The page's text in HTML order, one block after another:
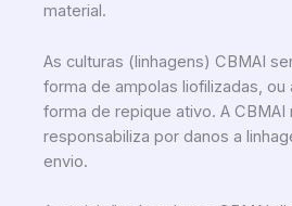
material.
As culturas (linhagens) CBMAI
forma de ampolas liofilizadas, ou
forma de repique ativo. A CBMAI
responsabiliza por danos a
envio.